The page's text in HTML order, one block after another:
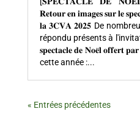
𝐑𝐞𝐭𝐨𝐮𝐫 𝐞𝐧 𝐢𝐦𝐚𝐠𝐞𝐬 𝐬𝐮𝐫 𝐥𝐞
𝐥𝐚 𝟑𝐂𝐕𝐀 𝟐𝟎𝟐𝟓 De
répondu présents à
𝐬𝐩𝐞𝐜𝐭𝐚𝐜𝐥𝐞 𝐝𝐞 𝐍𝐨𝐞̈𝐥 𝐨𝐟𝐟𝐞𝐫𝐭
cette année :...
« Entrées précédentes